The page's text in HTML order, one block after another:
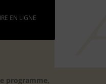
EN LIGNE
programme,